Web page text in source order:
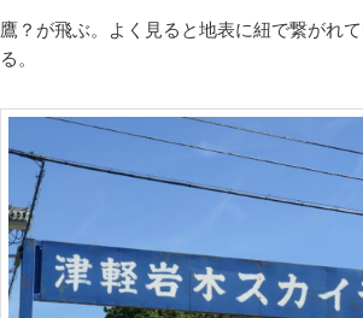
鷹？が飛ぶ。よく見ると地表に紐で繋がれ
る。